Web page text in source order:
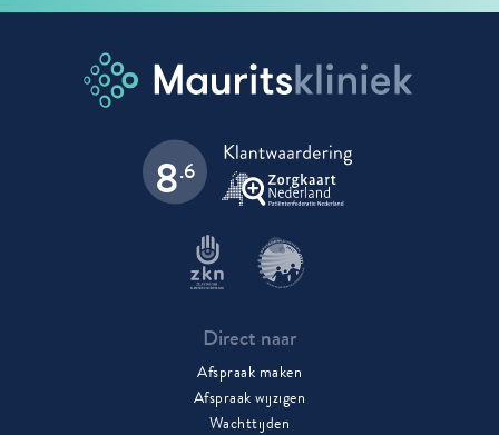
8.6
Direct naar
Afspraak maken
Afspraak wijzigen
Wachttijden